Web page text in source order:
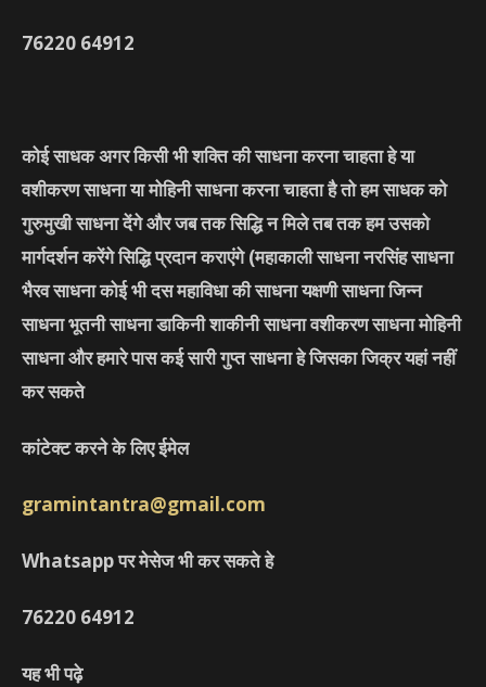
76220 64912
कोई साधक अगर किसी भी शक्ति की साधना करना चाहता हे या
वशीकरण साधना या मोहिनी साधना करना चाहता है तो हम साधक को
गुरुमुखी साधना देंगे और जब तक सिद्धि न मिले तब तक हम उसको
मार्गदर्शन करेंगे सिद्धि प्रदान कराएंगे (महाकाली साधना नरसिंह साधना
भैरव साधना कोई भी दस महाविधा की साधना यक्षणी साधना जिन्न
साधना भूतनी साधना डाकिनी शाकीनी साधना वशीकरण साधना मोहिनी
साधना और हमारे पास कई सारी गुप्त साधना हे जिसका जिक्र यहां नहीं
कर सकते
कांटेक्ट करने के लिए ईमेल
gramintantra@gmail.com
Whatsapp पर मेसेज भी कर सकते हे
76220 64912
यह भी पढ़े